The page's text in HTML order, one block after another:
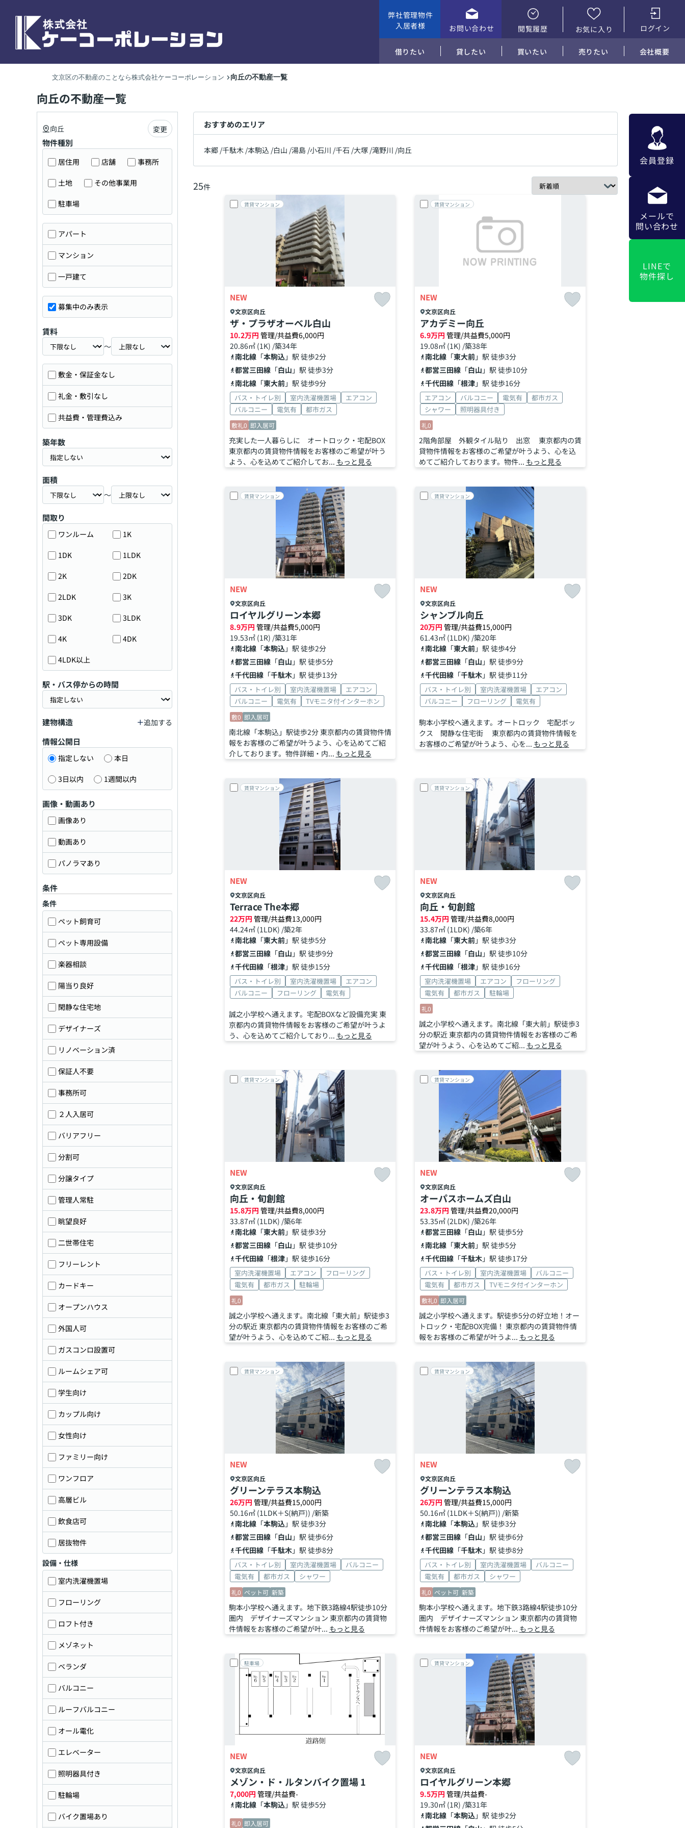
弊社管理物件
入居者様
お問い合わせ 閲覧履歴 お気に入り ログイン
借りたい 貸したい 買いたい 売りたい 会社概要
会員登録
メールで
問い合わせ
LINEで
物件探し
文京区の不動産のことなら株式会社ケーコーポレーション 向丘の不動産一覧
向丘の不動産一覧
おすすめのエリア
本郷 /千駄木 /本駒込 /白山 /湯島 /小石川 /千石 /大塚 /滝野川 /向丘
25件
賃貸マンション
NEW
文京区向丘
ザ・プラザオーベル白山
10.2万円 管理/共益費6,000円
20.86㎡ (1K) /築34年
南北線「本駒込」駅 徒歩2分
都営三田線「白山 」駅 徒歩3分
南北線「東大前」駅 徒歩9分
バス・トイレ別 室内洗濯機置場
エアコン
バルコニー
電気有 都市ガス
敷礼0 即入居可
充実した一人暮らしに オートロック・宅配BOX
東京都内の賃貸物件情報をお客様のご希望が叶う
よう、心を込めてご紹介してお... もっと見る
賃貸マンション
NEW
文京区向丘
アカデミー向丘
6.9万円 管理/共益費5,000円
19.08㎡ (1K) /築38年
南北線「東大前」駅 徒歩3分
都営三田線「白山 」駅 徒歩10分
千代田線「根津」駅 徒歩16分
エアコン バルコニー 電気有
都市ガス
シャワー
照明器具付き
礼0
2階角部屋 外観タイル貼り 出窓 東京都内の賃
貸物件情報をお客様のご希望が叶うよう、心を込
めてご紹介しております。物件... もっと見る
賃貸マンション
NEW
文京区向丘
ロイヤルグリーン本郷
8.9万円 管理/共益費5,000円
19.53㎡ (1R) /築31年
南北線「本駒込」駅 徒歩2分
都営三田線「白山 」駅 徒歩5分
千代田線「千駄木」駅 徒歩13分
バス・トイレ別 室内洗濯機置場
エアコン
バルコニー
電気有 TVモニタ付インターホン
敷0 即入居可
南北線「本駒込」駅徒歩2分 東京都内の賃貸物件情
報をお客様のご希望が叶うよう、心を込めてご紹
介しております。物件詳細・内... もっと見る
賃貸マンション
NEW
文京区向丘
シャンブル向丘
20万円 管理/共益費15,000円
61.43㎡ (1LDK) /築20年
南北線「東大前」駅 徒歩4分
都営三田線「白山 」駅 徒歩9分
千代田線「千駄木」駅 徒歩11分
バス・トイレ別 室内洗濯機置場
エアコン
バルコニー
フローリング 電気有
駒本小学校へ通えます。オートロック 宅配ボッ
クス 閑静な住宅街 東京都内の賃貸物件情報を
お客様のご希望が叶うよう、心を... もっと見る
賃貸マンション
NEW
文京区向丘
Terrace The本郷
22万円 管理/共益費13,000円
44.24㎡ (1LDK) /築2年
南北線「東大前」駅 徒歩5分
都営三田線「白山 」駅 徒歩9分
千代田線「根津」駅 徒歩15分
バス・トイレ別 室内洗濯機置場
エアコン
バルコニー
フローリング 電気有
誠之小学校へ通えます。宅配BOXなど設備充実 東
京都内の賃貸物件情報をお客様のご希望が叶うよ
う、心を込めてご紹介しており... もっと見る
賃貸マンション
NEW
文京区向丘
向丘・旬創館
15.4万円 管理/共益費8,000円
33.87㎡ (1LDK) /築6年
南北線「東大前」駅 徒歩3分
都営三田線「白山 」駅 徒歩10分
千代田線「根津」駅 徒歩16分
室内洗濯機置場 エアコン
フローリング
電気有
都市ガス 駐輪場
礼0
誠之小学校へ通えます。南北線「東大前」駅徒歩3
分の駅近 東京都内の賃貸物件情報をお客様のご希
望が叶うよう、心を込めてご紹... もっと見る
賃貸マンション
NEW
文京区向丘
向丘・旬創館
15.8万円 管理/共益費8,000円
33.87㎡ (1LDK) /築6年
南北線「東大前」駅 徒歩3分
都営三田線「白山 」駅 徒歩10分
千代田線「根津」駅 徒歩16分
室内洗濯機置場 エアコン
フローリング
電気有
都市ガス 駐輪場
礼0
誠之小学校へ通えます。南北線「東大前」駅徒歩3
分の駅近 東京都内の賃貸物件情報をお客様のご希
望が叶うよう、心を込めてご紹... もっと見る
賃貸マンション
NEW
文京区向丘
オーパスホームズ白山
23.8万円 管理/共益費20,000円
53.35㎡ (2LDK) /築26年
都営三田線「白山 」駅 徒歩5分
南北線「東大前」駅 徒歩5分
千代田線「千駄木」駅 徒歩17分
バス・トイレ別 室内洗濯機置場
バルコニー
電気有
都市ガス TVモニタ付インターホン
敷礼0 即入居可
誠之小学校へ通えます。駅徒歩5分の好立地！オー
トロック・宅配BOX完備！ 東京都内の賃貸物件情
報をお客様のご希望が叶うよ... もっと見る
賃貸マンション
NEW
文京区向丘
グリーンテラス本駒込
26万円 管理/共益費15,000円
50.16㎡ (1LDK＋S(納戸)) /新築
南北線「本駒込」駅 徒歩3分
都営三田線「白山 」駅 徒歩6分
千代田線「千駄木」駅 徒歩8分
バス・トイレ別 室内洗濯機置場
バルコニー
電気有
都市ガス シャワー
礼0 ペット可 新築
駒本小学校へ通えます。地下鉄3路線4駅徒歩10分
圏内 デザイナーズマンション 東京都内の賃貸物
件情報をお客様のご希望が叶... もっと見る
賃貸マンション
NEW
文京区向丘
グリーンテラス本駒込
26万円 管理/共益費15,000円
50.16㎡ (1LDK＋S(納戸)) /新築
南北線「本駒込」駅 徒歩3分
都営三田線「白山 」駅 徒歩6分
千代田線「千駄木」駅 徒歩8分
バス・トイレ別 室内洗濯機置場
バルコニー
電気有
都市ガス シャワー
礼0 ペット可 新築
駒本小学校へ通えます。地下鉄3路線4駅徒歩10分
圏内 デザイナーズマンション 東京都内の賃貸物
件情報をお客様のご希望が叶... もっと見る
駐車場
NEW
文京区向丘
メゾン・ド・ルタンバイク置場 1
7,000円 管理/共益費-
南北線「本駒込」駅 徒歩5分
礼0 即入居可
賃貸マンション
NEW
文京区向丘
ロイヤルグリーン本郷
9.5万円 管理/共益費-
19.30㎡ (1R) /築31年
南北線「本駒込」駅 徒歩2分
向丘 変更
物件種別
居住用 店舗 事務所
土地 その他事業用
駐車場
アパート
マンション
一戸建て
募集中のみ表示
賃料
～
敷金・保証金なし
礼金・敷引なし
共益費・管理費込み
築年数
面積
～
間取り
ワンルーム 1K
1DK 1LDK
2K 2DK
2LDK 3K
3DK 3LDK
4K 4DK
4LDK以上
駅・バス停からの時間
建物構造 追加する
情報公開日
指定しない 本日
3日以内 1週間以内
画像・動画あり
画像あり
動画あり
パノラマあり
条件
条件
ペット飼育可
ペット専用設備
楽器相談
陽当り良好
閑静な住宅地
デザイナーズ
リノベーション済
保証人不要
事務所可
２人入居可
バリアフリー
分割可
分譲タイプ
管理人常駐
眺望良好
二世帯住宅
フリーレント
カードキー
オープンハウス
外国人可
ガスコンロ設置可
ルームシェア可
学生向け
カップル向け
女性向け
ファミリー向け
ワンフロア
高層ビル
飲食店可
居抜物件
設備・仕様
室内洗濯機置場
フローリング
ロフト付き
メゾネット
ベランダ
バルコニー
ルーフバルコニー
オール電化
エレベーター
照明器具付き
駐輪場
バイク置場あり